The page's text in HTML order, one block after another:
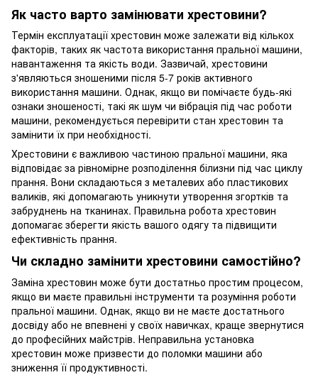
Як часто варто замінювати хрестовини?
Термін експлуатації хрестовин може залежати від кількох
факторів, таких як частота використання пральної машини,
навантаження та якість води. Зазвичай, хрестовини
з'являються зношеними після 5-7 років активного
використання машини. Однак, якщо ви помічаєте будь-які
ознаки зношеності, такі як шум чи вібрація під час роботи
машини, рекомендується перевірити стан хрестовин та
замінити їх при необхідності.
Хрестовини є важливою частиною пральної машини, яка
відповідає за рівномірне розподілення білизни під час циклу
прання. Вони складаються з металевих або пластикових
валиків, які допомагають уникнути утворення згортків та
забруднень на тканинах. Правильна робота хрестовин
допомагає зберегти якість вашого одягу та підвищити
ефективність прання.
Чи складно замінити хрестовини самостійно?
Заміна хрестовин може бути достатньо простим процесом,
якщо ви маєте правильні інструменти та розуміння роботи
пральної машини. Однак, якщо ви не маєте достатнього
досвіду або не впевнені у своїх навичках, краще звернутися
до професійних майстрів. Неправильна установка
хрестовин може призвести до поломки машини або
зниження її продуктивності.